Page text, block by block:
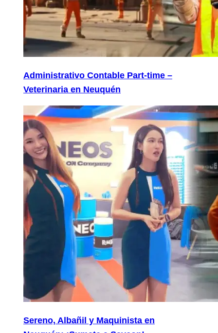
Administrativo Contable Part-time –
Veterinaria en Neuquén
Sereno, Albañil y Maquinista en